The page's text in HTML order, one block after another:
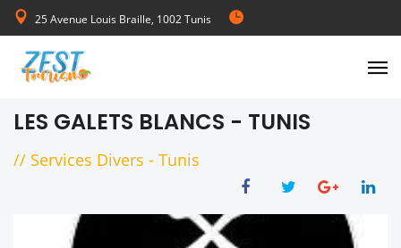
25 Avenue Louis Braille, 1002 Tunis
de Lundi au Vendredi 08:00-17:00
LES GALETS BLANCS - TUNIS
// Services Divers - Tunis